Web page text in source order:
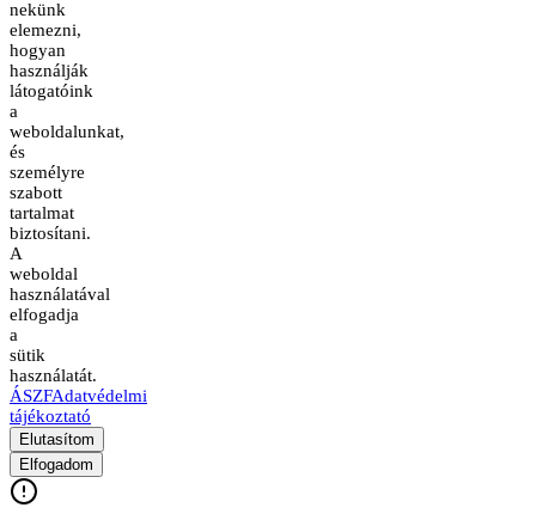
nekünk
elemezni,
hogyan
használják
látogatóink
a
weboldalunkat,
és
személyre
szabott
tartalmat
biztosítani.
A
weboldal
használatával
elfogadja
a
sütik
használatát.
ÁSZFAdatvédelmi
tájékoztató
Elutasítom
Elfogadom